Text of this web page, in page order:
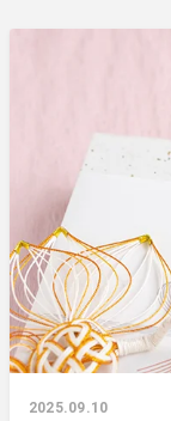
2025.09.10